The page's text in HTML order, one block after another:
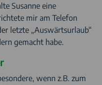
Susanne eine
mir am Telefon
letzte „Auswärtsurlaub“
gemacht habe.
wenn z.B. zum